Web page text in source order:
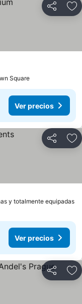
Compartir
Square
Ver precios
Compartir
y totalmente equipadas
Ver precios
Compartir